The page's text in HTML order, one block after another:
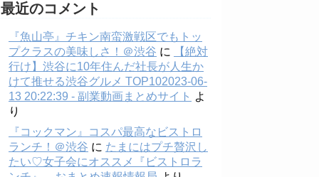
最近のコメント
『魚山亭』チキン南蛮激戦区でもトッ
プクラスの美味しさ！＠渋谷 に
【絶対
行け】渋谷に10年住んだ社長が人生か
けて推せる渋谷グルメ TOP102023-06-
13 20:22:39 - 副業動画まとめサイト よ
り
『コックマン』コスパ最高なビストロ
ランチ！＠渋谷 に たまにはプチ贅沢し
たい♡女子会にオススメ『ビストロラ